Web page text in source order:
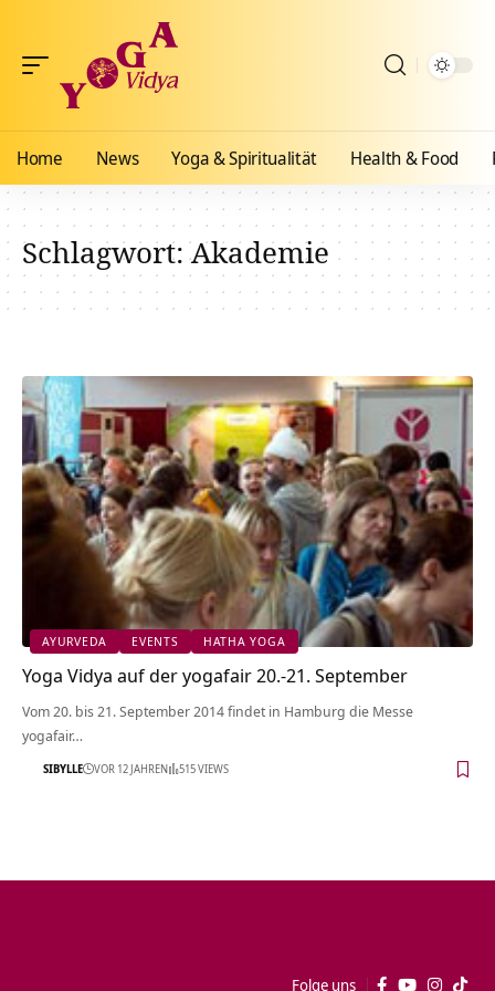
Home News Yoga & Spiritualität Health & Food
Schlagwort:Akademie
AYURVEDA EVENTS HATHA YOGA
Yoga Vidya auf der yogafair 20.-21. September
Vom 20. bis 21. September 2014 findet in Hamburg die Messe
yogafair…
SIBYLLE VOR 12 JAHREN 515 VIEWS
Folge uns